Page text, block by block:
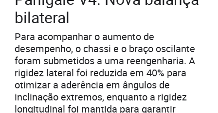
bilateral
Para acompanhar o aumento de
desempenho, o chassi e o braço oscilante
foram submetidos a uma reengenharia. A
rigidez lateral foi reduzida em 40% para
otimizar a aderência em ângulos de
inclinação extremos, enquanto a rigidez
longitudinal foi mantida para garantir